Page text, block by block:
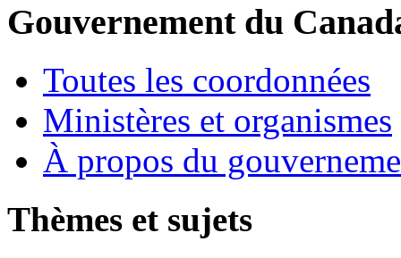
Gouvernement du
Toutes les coordonnées
Ministères et organismes
À propos du
Thèmes et sujets